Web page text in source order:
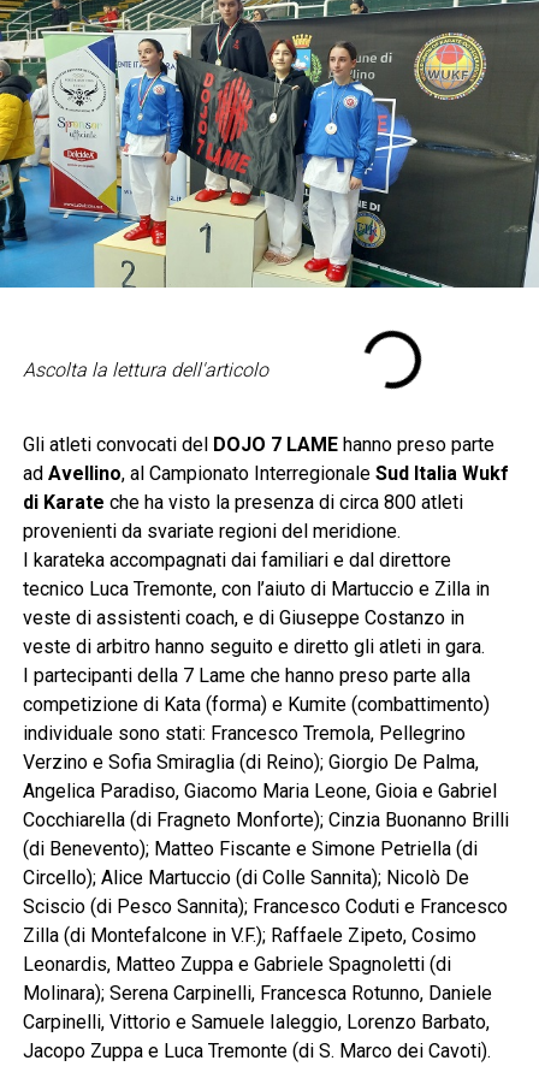
Ascolta la lettura dell'articolo
Gli atleti convocati del DOJO 7 LAME hanno preso parte
ad Avellino, al Campionato Interregionale Sud Italia Wukf
di Karate che ha visto la presenza di circa 800 atleti
provenienti da svariate regioni del meridione.
I karateka accompagnati dai familiari e dal direttore
tecnico Luca Tremonte, con l’aiuto di Martuccio e Zilla in
veste di assistenti coach, e di Giuseppe Costanzo in
veste di arbitro hanno seguito e diretto gli atleti in gara.
I partecipanti della 7 Lame che hanno preso parte alla
competizione di Kata (forma) e Kumite (combattimento)
individuale sono stati: Francesco Tremola, Pellegrino
Verzino e Sofia Smiraglia (di Reino); Giorgio De Palma,
Angelica Paradiso, Giacomo Maria Leone, Gioia e Gabriel
Cocchiarella (di Fragneto Monforte); Cinzia Buonanno Brilli
(di Benevento); Matteo Fiscante e Simone Petriella (di
Circello); Alice Martuccio (di Colle Sannita); Nicolò De
Sciscio (di Pesco Sannita); Francesco Coduti e Francesco
Zilla (di Montefalcone in V.F.); Raffaele Zipeto, Cosimo
Leonardis, Matteo Zuppa e Gabriele Spagnoletti (di
Molinara); Serena Carpinelli, Francesca Rotunno, Daniele
Carpinelli, Vittorio e Samuele Ialeggio, Lorenzo Barbato,
Jacopo Zuppa e Luca Tremonte (di S. Marco dei Cavoti).